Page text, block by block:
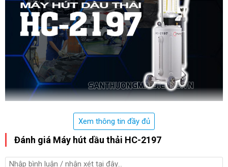
Máy hút dầu thải HC-2197 được sử dụng rộng rãi hiện nay
Nhờ tốc độ này giúp thợ sửa có thể hoàn thành công việc của
mình thuận lợi, tiết kiệm đáng kể thời gian và công sức. Ngoài ra,
chuyên nghiệp và hiện đại hơn nhiều lần.
Xem thông tin đầy đủ
Đánh giá Máy hút dầu thải HC-2197